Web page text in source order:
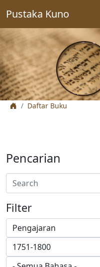
Pustaka Kuno
Daftar Buku
Pencarian
Filter